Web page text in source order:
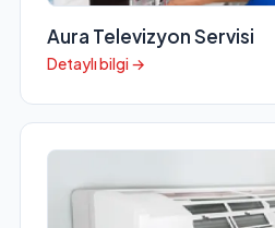
Aura Televizyon Servisi
Detaylı bilgi →